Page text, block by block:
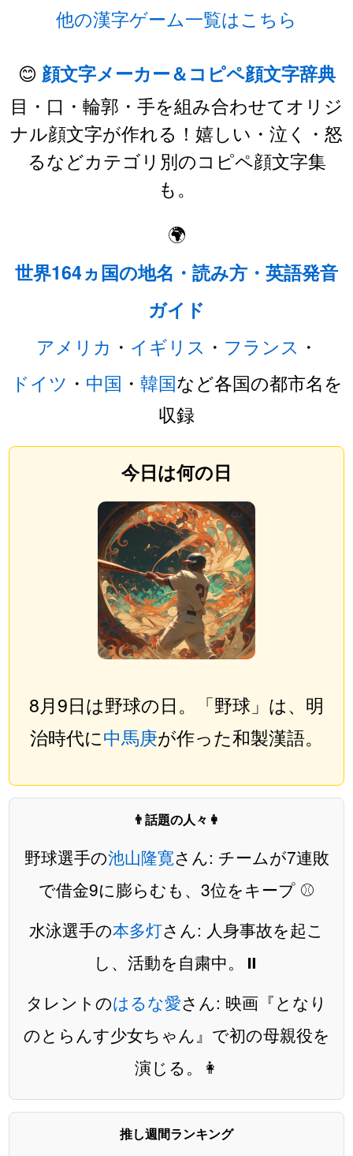
他の漢字ゲーム一覧はこちら
😊 顔文字メーカー＆コピペ顔文字辞典
目・口・輪郭・手を組み合わせてオリジ
ナル顔文字が作れる！嬉しい・泣く・怒
るなどカテゴリ別のコピペ顔文字集
も。
🌍
世界164ヵ国の地名・読み方・英語発音
ガイド
アメリカ ・ イギリス ・ フランス ・
ドイツ ・ 中国 ・ 韓国など各国の都市名を
収録
今日は何の日
8月9日は野球の日。「野球」は、明
治時代に中馬庚が作った和製漢語。
👨話題の人々👩
野球選手の池山隆寛さん: チームが7連敗
で借金9に膨らむも、3位をキープ ⚾️
水泳選手の本多灯さん: 人身事故を起こ
し、活動を自粛中。⏸️
タレントのはるな愛さん: 映画『となり
のとらんす少女ちゃん』で初の母親役を
演じる。👩
推し週間ランキング